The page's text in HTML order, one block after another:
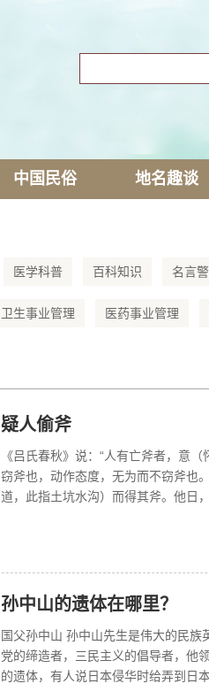
中国民俗 地名趣谈
医学科普 百科知识 名言
卫生事业管理 医药事业管理
疑人偷斧
《吕氏春秋》说：“人有亡斧者，意
窃斧也，动作态度，无为而不窃斧也
道，此指土坑水沟）而得其斧。他日
孙中山的遗体在哪里？
国父孙中山 孙中山先生是伟大的民
党的缔造者，三民主义的倡导者，他
的遗体，有人说日本侵华时给弄到日